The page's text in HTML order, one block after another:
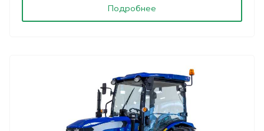
Подробнее